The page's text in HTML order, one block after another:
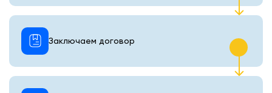
Заключаем договор